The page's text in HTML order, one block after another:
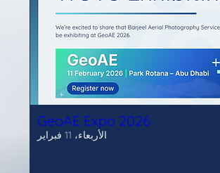
GeoAE Expo 2026
الأربعاء، 11 فبراير